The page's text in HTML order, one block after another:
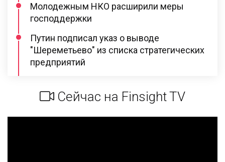
Молодежным НКО расширили меры
господдержки
Путин подписал указ о выводе
"Шереметьево" из списка стратегических
предприятий
Сейчас на Finsight TV